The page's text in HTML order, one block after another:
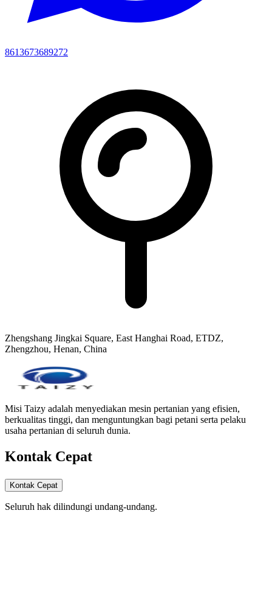
8613673689272
Zhengshang Jingkai Square, East Hanghai Road, ETDZ,
Zhengzhou, Henan, China
Misi Taizy adalah menyediakan mesin pertanian yang efisien,
berkualitas tinggi, dan menguntungkan bagi petani serta pelaku
usaha pertanian di seluruh dunia.
Kontak Cepat
Kontak Cepat
Seluruh hak dilindungi undang-undang.